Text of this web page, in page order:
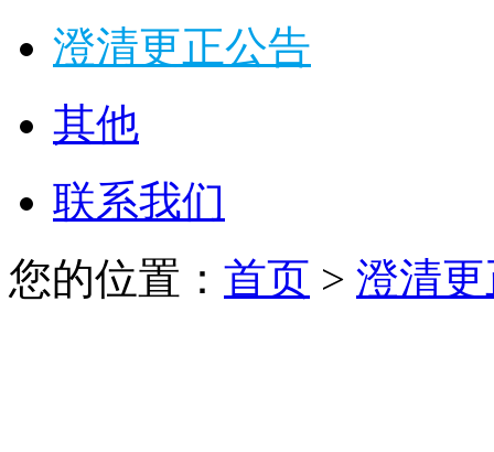
澄清更正公告
其他
联系我们
您的位置： 首页 > 澄清